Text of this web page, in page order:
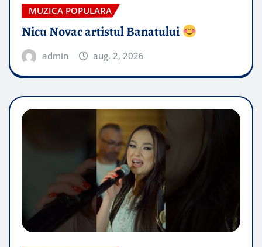
MUZICA POPULARA
Nicu Novac artistul Banatului
admin aug. 2, 2026